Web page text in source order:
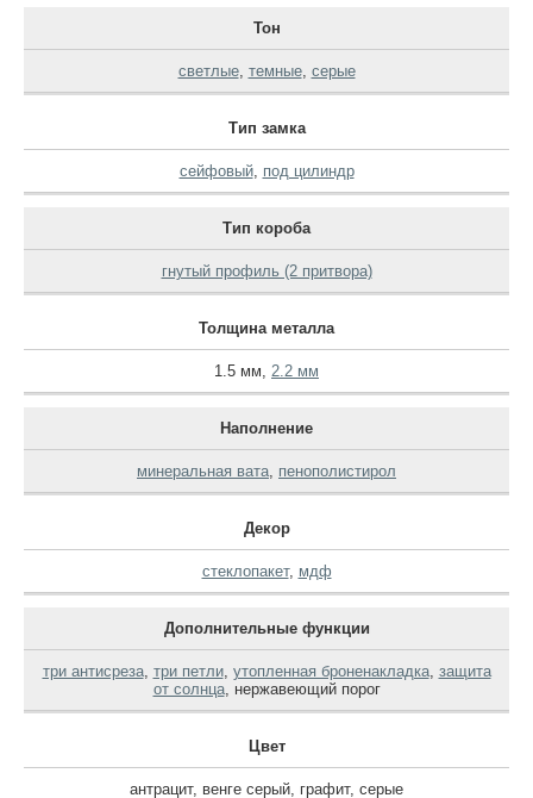
Тон
светлые, темные, серые
Тип замка
сейфовый, под цилиндр
Тип короба
гнутый профиль (2 притвора)
Толщина металла
1.5 мм, 2.2 мм
Наполнение
минеральная вата, пенополистирол
Декор
стеклопакет, мдф
Дополнительные функции
три антисреза, три петли, утопленная броненакладка, защита
от солнца, нержавеющий порог
Цвет
антрацит, венге серый, графит, серые